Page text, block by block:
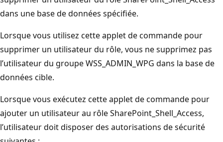
dans une base de données spécifiée.
Lorsque vous utilisez cette applet de commande pour
supprimer un utilisateur du rôle, vous ne supprimez pas
l’utilisateur du groupe WSS_ADMIN_WPG dans la base de
données cible.
Lorsque vous exécutez cette applet de commande pour
ajouter un utilisateur au rôle SharePoint_Shell_Access,
l’utilisateur doit disposer des autorisations de sécurité